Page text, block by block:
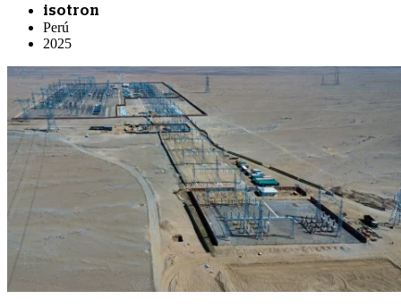
isotron
Perú
2025